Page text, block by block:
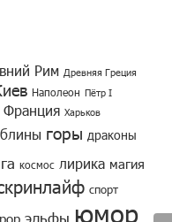
Рим Древняя Греция
Наполеон Пётр I
Франция Харьков
горы драконы
космос лирика магия
спорт
эльфы юмор